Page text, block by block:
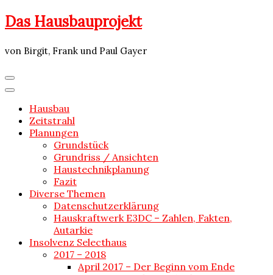
Skip
to
Das Hausbauprojekt
von Birgit, Frank und Paul Gayer
Hausbau
Zeitstrahl
Planungen
Grundstück
Grundriss / Ansichten
Haustechnikplanung
Fazit
Diverse Themen
Datenschutzerklärung
Hauskraftwerk E3DC – Zahlen, Fakten,
Autarkie
Insolvenz Selecthaus
2017 – 2018
April 2017 – Der Beginn vom Ende